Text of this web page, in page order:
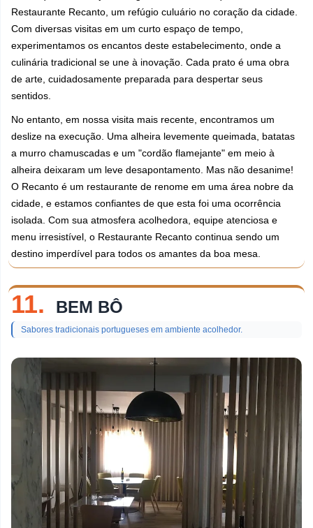
Restaurante Recanto, um refúgio culuário no coração da cidade.
Com diversas visitas em um curto espaço de tempo,
experimentamos os encantos deste estabelecimento, onde a
culinária tradicional se une à inovação. Cada prato é uma obra
de arte, cuidadosamente preparada para despertar seus
sentidos.
No entanto, em nossa visita mais recente, encontramos um
deslize na execução. Uma alheira levemente queimada, batatas
a murro chamuscadas e um "cordão flamejante" em meio à
alheira deixaram um leve desapontamento. Mas não desanime!
O Recanto é um restaurante de renome em uma área nobre da
cidade, e estamos confiantes de que esta foi uma ocorrência
isolada. Com sua atmosfera acolhedora, equipe atenciosa e
menu irresistível, o Restaurante Recanto continua sendo um
destino imperdível para todos os amantes da boa mesa.
11. BEM BÔ
Sabores tradicionais portugueses em ambiente acolhedor.